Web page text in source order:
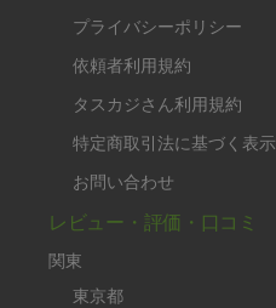
プライバシーポリシー
依頼者利用規約
タスカジさん利用規約
特定商取引法に基づく表示
お問い合わせ
レビュー・評価・口コミ
関東
東京都